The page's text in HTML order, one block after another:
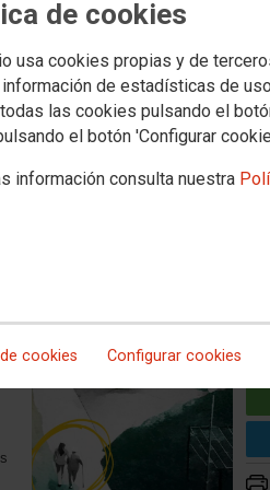
de cookies
usa cookies propias y de
de estadísticas de
las cookies pulsando el
el botón 'Configurar
información consulta nuestra
cookies Configurar cookies
/ Por la
de larga duración a 2030